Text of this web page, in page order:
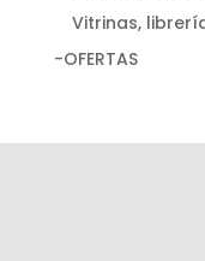
Vitrinas,
-OFERTAS